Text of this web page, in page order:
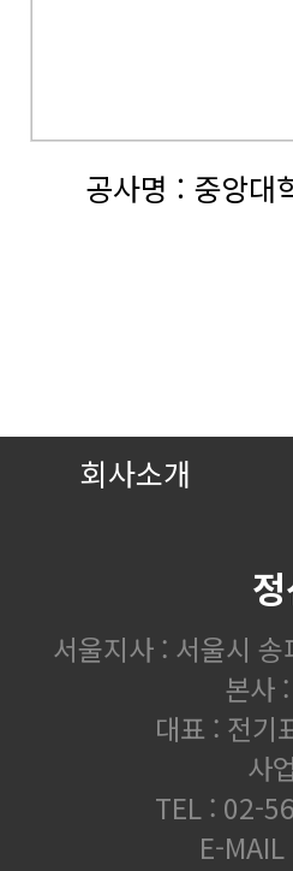
공사명 : 중앙대
회사소개
서울지사 : 서울시
본사
대표 : 전
사
TEL : 02-
E-